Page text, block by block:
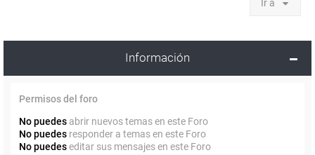
Ir a
Información
Permisos del foro
No puedes abrir nuevos temas en este Foro
No puedes responder a temas en este Foro
No puedeseditar sus mensajes en este Foro